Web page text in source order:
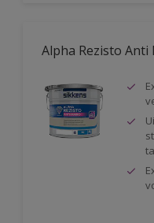
Alpha Rezisto Anti